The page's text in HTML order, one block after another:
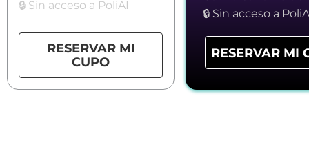
🔒 Sin acceso a PoliAI
RESERVAR MI
CUPO
🔒 Sin acceso a
RESERVAR MI